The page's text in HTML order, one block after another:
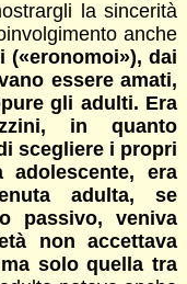
la sincerità
anche
(«eronomoi»), dai
essere amati,
gli adulti. Era
in quanto
scegliere i propri
adolescente, era
adulta, se
passivo, veniva
non accettava
solo quella tra